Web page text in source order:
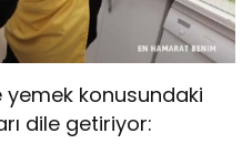
yemek konusundaki
dile getiriyor: